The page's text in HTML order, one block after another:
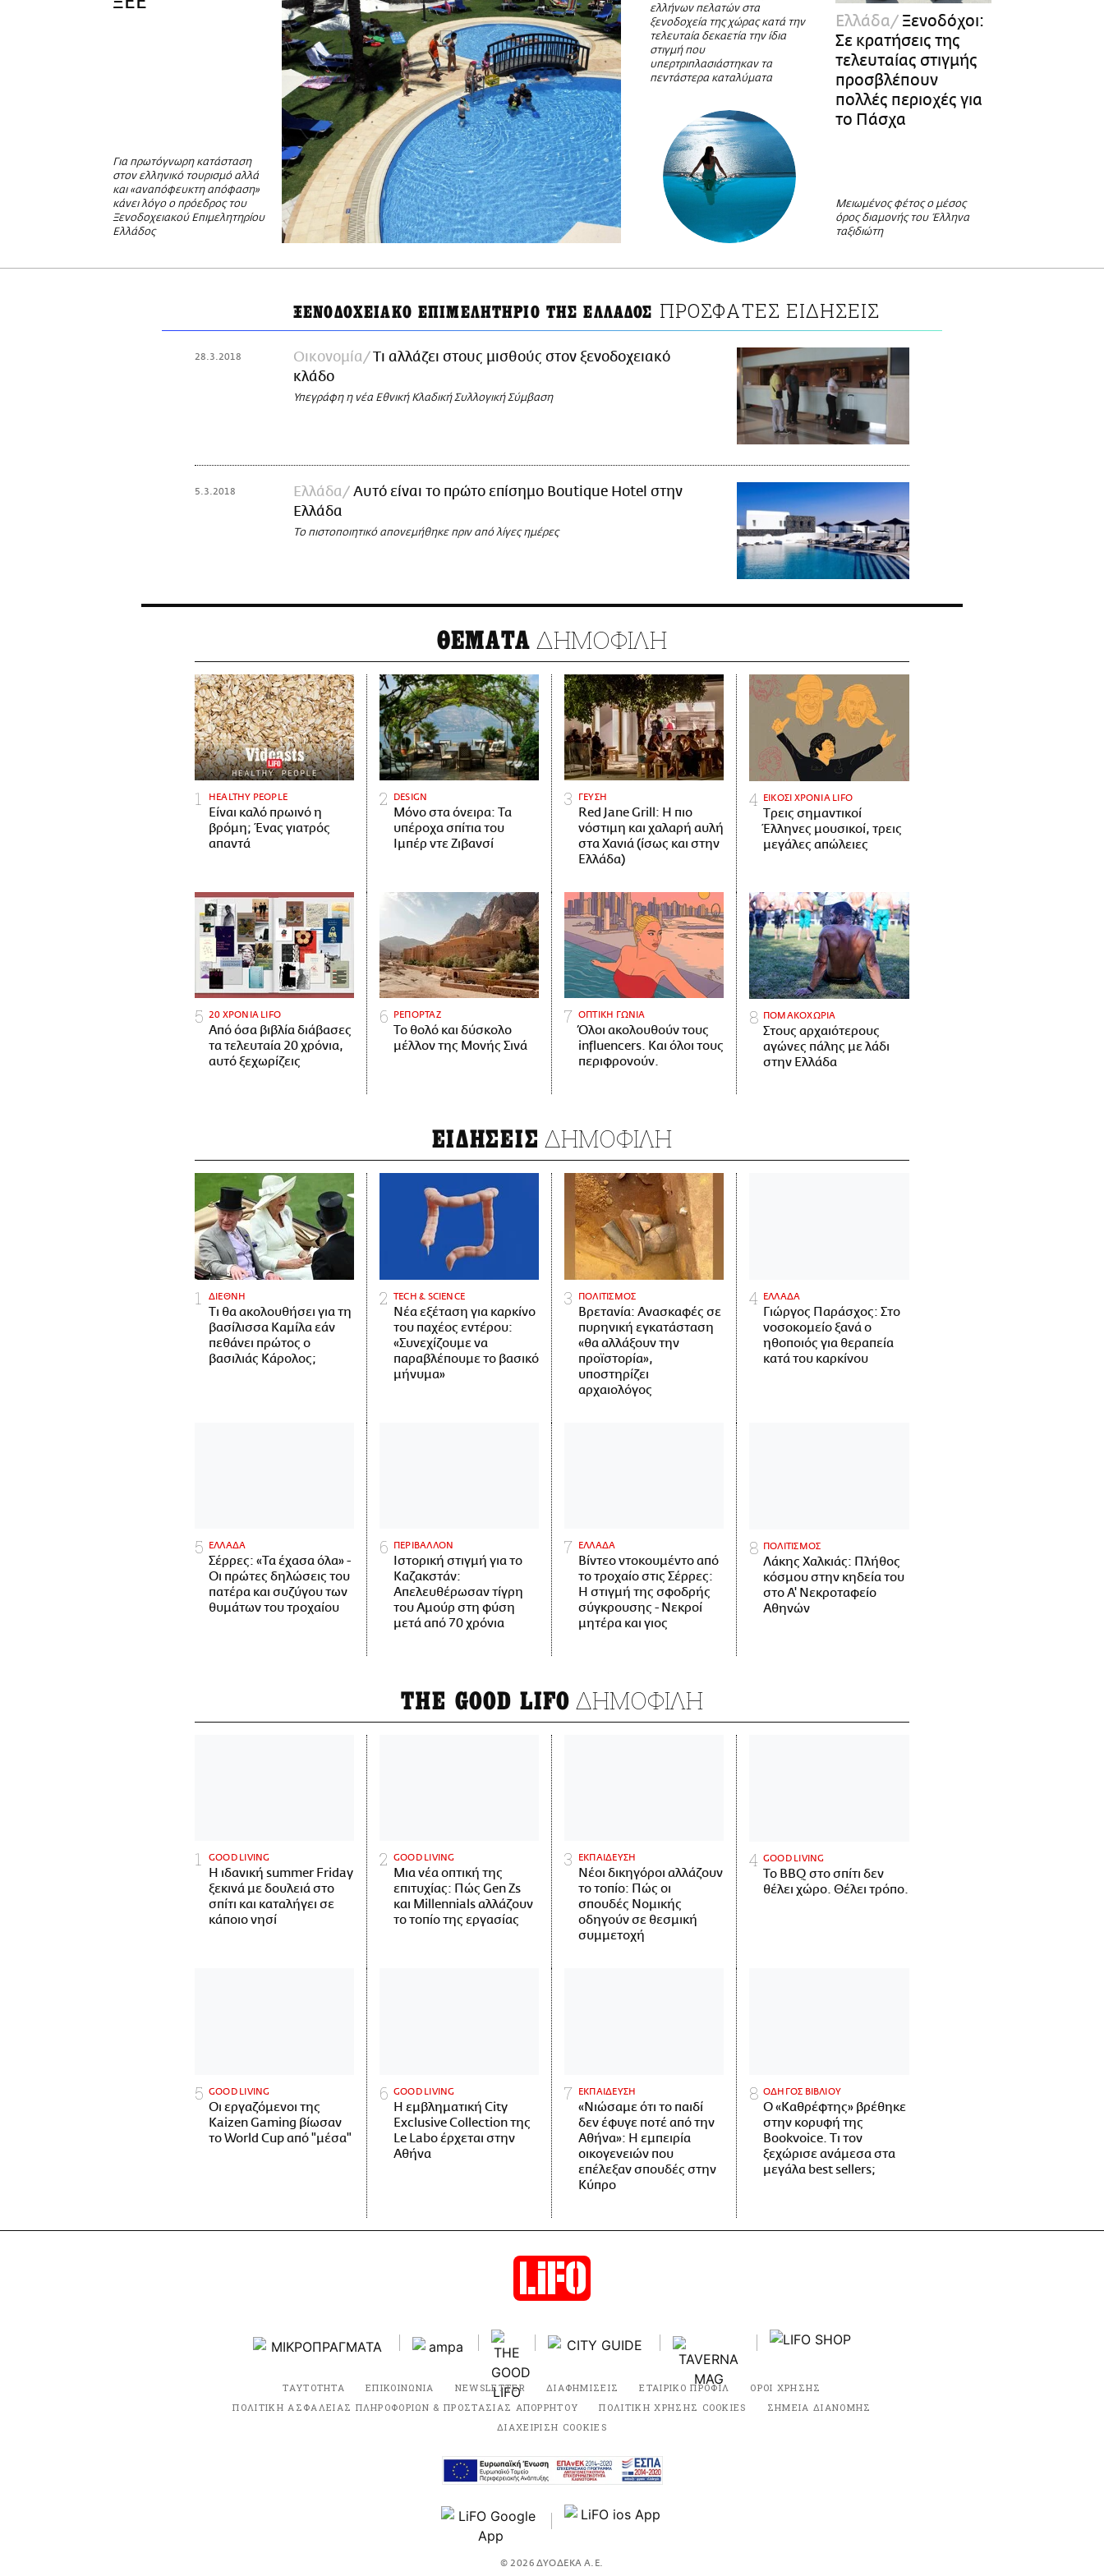
Για πρωτόγνωρη κατάσταση
στον ελληνικό τουρισμό αλλά
και «αναπόφευκτη απόφαση»
κάνει λόγο ο πρόεδρος του
Ξενοδοχειακού Επιμελητηρίου
Ελλάδος
ελλήνων πελατών στα
ξενοδοχεία της χώρας κατά την
τελευταία δεκαετία την ίδια
στιγμή που
υπερτριπλασιάστηκαν τα
πεντάστερα καταλύματα
Ελλάδα Ξενοδόχοι:
Σε κρατήσεις της
τελευταίας στιγμής
προσβλέπουν
πολλές περιοχές για
το Πάσχα
Μειωμένος φέτος ο μέσος
όρος διαμονής του Έλληνα
ταξιδιώτη
ΞΕΝΟΔΟΧΕΙΑΚΟ ΕΠΙΜΕΛΗΤΗΡΙΟ ΤΗΣ ΕΛΛΑΔΟΣ ΠΡΟΣΦΑΤΕΣ ΕΙΔΗΣΕΙΣ
28.3.2018 Οικονομία
Τι αλλάζει στους μισθούς στον ξενοδοχειακό
κλάδο
Υπεγράφη η νέα Εθνική Κλαδική Συλλογική Σύμβαση
5.3.2018 Ελλάδα
Αυτό είναι το πρώτο επίσημο Boutique Hotel στην
Ελλάδα
Το πιστοποιητικό απονεμήθηκε πριν από λίγες ημέρες
ΘΕΜΑΤΑ ΔΗΜΟΦΙΛΗ
HEALTHY PEOPLE
Είναι καλό πρωινό η
βρόμη; Ένας γιατρός
απαντά
DESIGN
Μόνο στα όνειρα: Τα
υπέροχα σπίτια του
Ιμπέρ ντε Ζιβανσί
ΓΕΥΣΗ
Red Jane Grill: Η πιο
νόστιμη και χαλαρή αυλή
στα Χανιά (ίσως και στην
Ελλάδα)
ΕΙΚΟΣΙ ΧΡΟΝΙΑ LIFO
Tρεις σημαντικοί
Έλληνες μουσικοί, τρεις
μεγάλες απώλειες
20 ΧΡΟΝΙΑ LIFO
Από όσα βιβλία διάβασες
τα τελευταία 20 χρόνια,
αυτό ξεχωρίζεις
ΡΕΠΟΡΤΑΖ
Το θολό και δύσκολο
μέλλον της Μονής Σινά
ΟΠΤΙΚΗ ΓΩΝΙΑ
Όλοι ακολουθούν τους
influencers. Και όλοι τους
περιφρονούν.
ΠΟΜΑΚΟΧΩΡΙΑ
Στους αρχαιότερους
αγώνες πάλης με λάδι
στην Ελλάδα
ΕΙΔΗΣΕΙΣ ΔΗΜΟΦΙΛΗ
ΔΙΕΘΝΗ
Τι θα ακολουθήσει για τη
βασίλισσα Καμίλα εάν
πεθάνει πρώτος ο
βασιλιάς Κάρολος;
ΤECH & SCIENCE
Νέα εξέταση για καρκίνο
του παχέος εντέρου:
«Συνεχίζουμε να
παραβλέπουμε το βασικό
μήνυμα»
ΠΟΛΙΤΙΣΜΟΣ
Βρετανία: Ανασκαφές σε
πυρηνική εγκατάσταση
«θα αλλάξουν την
προϊστορία»,
υποστηρίζει
αρχαιολόγος
ΕΛΛΑΔΑ
Γιώργος Παράσχος: Στο
νοσοκομείο ξανά ο
ηθοποιός για θεραπεία
κατά του καρκίνου
ΕΛΛΑΔΑ
Σέρρες: «Τα έχασα όλα» -
Οι πρώτες δηλώσεις του
πατέρα και συζύγου των
θυμάτων του τροχαίου
ΠΕΡΙΒΑΛΛΟΝ
Ιστορική στιγμή για το
Καζακστάν:
Απελευθέρωσαν τίγρη
του Αμούρ στη φύση
μετά από 70 χρόνια
ΕΛΛΑΔΑ
Βίντεο ντοκουμέντο από
το τροχαίο στις Σέρρες:
Η στιγμή της σφοδρής
σύγκρουσης - Νεκροί
μητέρα και γιος
ΠΟΛΙΤΙΣΜΟΣ
Λάκης Χαλκιάς: Πλήθος
κόσμου στην κηδεία του
στο Α' Νεκροταφείο
Αθηνών
THE GOOD LIFO ΔΗΜΟΦΙΛΗ
GOOD LIVING
Η ιδανική summer Friday
ξεκινά με δουλειά στο
σπίτι και καταλήγει σε
κάποιο νησί
GOOD LIVING
Μια νέα οπτική της
επιτυχίας: Πώς Gen Zs
και Millennials αλλάζουν
το τοπίο της εργασίας
ΕΚΠΑΙΔΕΥΣΗ
Νέοι δικηγόροι αλλάζουν
το τοπίο: Πώς οι
σπουδές Νομικής
οδηγούν σε θεσμική
συμμετοχή
GOOD LIVING
Το BBQ στο σπίτι δεν
θέλει χώρο. Θέλει τρόπο.
GOOD LIVING
Οι εργαζόμενοι της
Kaizen Gaming βίωσαν
το World Cup από "μέσα"
GOOD LIVING
Η εμβληματική City
Exclusive Collection της
Le Labo έρχεται στην
Αθήνα
ΕΚΠΑΙΔΕΥΣΗ
«Νιώσαμε ότι το παιδί
δεν έφυγε ποτέ από την
Αθήνα»: Η εμπειρία
οικογενειών που
επέλεξαν σπουδές στην
Κύπρο
ΟΔΗΓΟΣ ΒΙΒΛΙΟΥ
Ο «Καθρέφτης» βρέθηκε
στην κορυφή της
Bookvoice. Τι τον
ξεχώρισε ανάμεσα στα
μεγάλα best sellers;
ΤΑΥΤΟΤΗΤΑ ΕΠΙΚΟΙΝΩΝΙΑ NEWSLETTER ΔΙΑΦΗΜΙΣΕΙΣ ΕΤΑΙΡΙΚΟ ΠΡΟΦΙΛ
ΟΡΟΙ ΧΡΗΣΗΣ
ΠΟΛΙΤΙΚΗ ΑΣΦΑΛΕΙΑΣ ΠΛΗΡΟΦΟΡΙΩΝ & ΠΡΟΣΤΑΣΙΑΣ ΑΠΟΡΡΗΤΟΥ
ΠΟΛΙΤΙΚΗ ΧΡΗΣΗΣ COOKIES
ΣΗΜΕΙΑ ΔΙΑΝΟΜΗΣ
ΔΙΑΧΕΙΡΙΣΗ COOKIES
© 2026 ΔΥΟΔΕΚΑ Α.Ε.